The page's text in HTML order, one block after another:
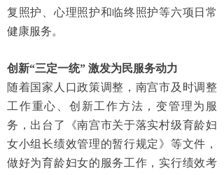
复照护、心理照护和临终照护等六项日常
健康服务。
创新“三定一统” 激发为民服务动力
随着国家人口政策调整，南宫市及时调整
工作重心、创新工作方法，变管理为服
务，出台了《南宫市关于落实村级育龄妇
女小组长绩效管理的暂行规定》等文件，
做好为育龄妇女的服务工作，实行绩效考